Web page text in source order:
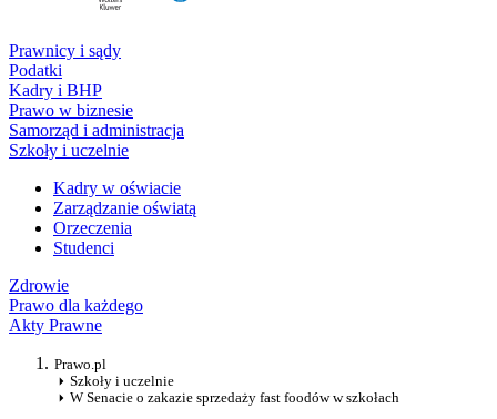
Prawnicy i sądy
Podatki
Kadry i BHP
Prawo w biznesie
Samorząd i administracja
Szkoły i uczelnie
Kadry w oświacie
Zarządzanie oświatą
Orzeczenia
Studenci
Zdrowie
Prawo dla każdego
Akty Prawne
Prawo.pl
Szkoły i uczelnie
W Senacie o zakazie sprzedaży fast foodów w szkołach